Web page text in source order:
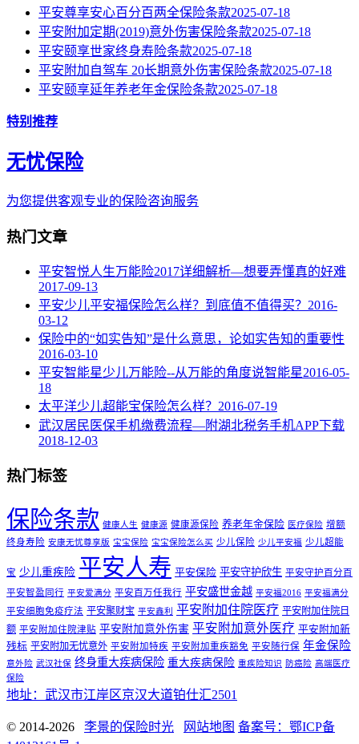
平安尊享安心百分百两全保险条款2025-07-18
平安附加定期(2019)意外伤害保险条款2025-07-18
平安颐享世家终身寿险条款2025-07-18
平安附加自驾车 20长期意外伤害保险条款2025-07-18
平安颐享延年养老年金保险条款2025-07-18
特别推荐
无忧保险
为您提供客观专业的保险咨询服务
热门文章
平安智悦人生万能险2017详细解析—想要弄懂真的好难
2017-09-13
平安少儿平安福保险怎么样？到底值不值得买？ 2016-
03-12
保险中的“如实告知”是什么意思，论如实告知的重要性
2016-03-10
平安智能星少儿万能险--从万能的角度说智能星2016-05-
18
太平洋少儿超能宝保险怎么样？ 2016-07-19
武汉居民医保手机缴费流程—附湖北税务手机APP下载
2018-12-03
热门标签
保险条款 健康人生 健康源 健康源保险 养老年金保险 医疗保险 增额
终身寿险 安康无忧尊享版 宝宝保险 宝宝保险怎么买 少儿保险 少儿平安福 少儿超能
宝 少儿重疾险 平安人寿 平安保险 平安守护欣生 平安守护百分百
平安智盈同行 平安爱满分 平安百万任我行 平安盛世金越 平安福2016 平安福满分
平安细胞免疫疗法 平安聚财宝 平安鑫利 平安附加住院医疗 平安附加住院日
额 平安附加住院津贴 平安附加意外伤害 平安附加意外医疗 平安附加新
残标 平安附加无忧意外 平安附加特疾 平安附加重疾豁免 平安随行保 年金保险
意外险 武汉社保 终身重大疾病保险 重大疾病保险 重疾险知识 防癌险 高端医疗
保险
地址：武汉市江岸区京汉大道铂仕汇2501
© 2014-2026 李景的保险时光 网站地图 备案号：鄂ICP备